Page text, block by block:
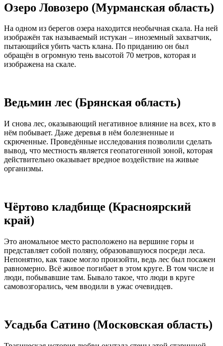
Озеро Ловозеро (Мурманская область)
На одном из берегов озера находится необычная скала. На ней
изображён так называемый истукан – иноземный захватчик,
пытающийся убить часть клана. По приданию он был
обращён в огромную тень высотой 70 метров, которая и
изображена на скале.
Ведьмин лес (Брянская область)
И снова лес, оказывающий негативное влияние на всех, кто в
нём побывает. Даже деревья в нём болезненные и
скрюченные. Проведённые исследования позволили сделать
вывод, что местность является геопатогенной зоной, которая
действительно оказывает вредное воздействие на живые
организмы.
Чёртово кладбище (Красноярский
край)
Это аномальное место расположено на вершине горы и
представляет собой поляну, образовавшуюся посреди леса.
Непонятно, как такое могло произойти, ведь лес был посажен
равномерно. Всё живое погибает в этом круге. В том числе и
люди, побывавшие там. Бывало такое, что люди в круге
самовозгорались, чем вводили в ужас очевидцев.
Усадьба Сатино (Московская область)